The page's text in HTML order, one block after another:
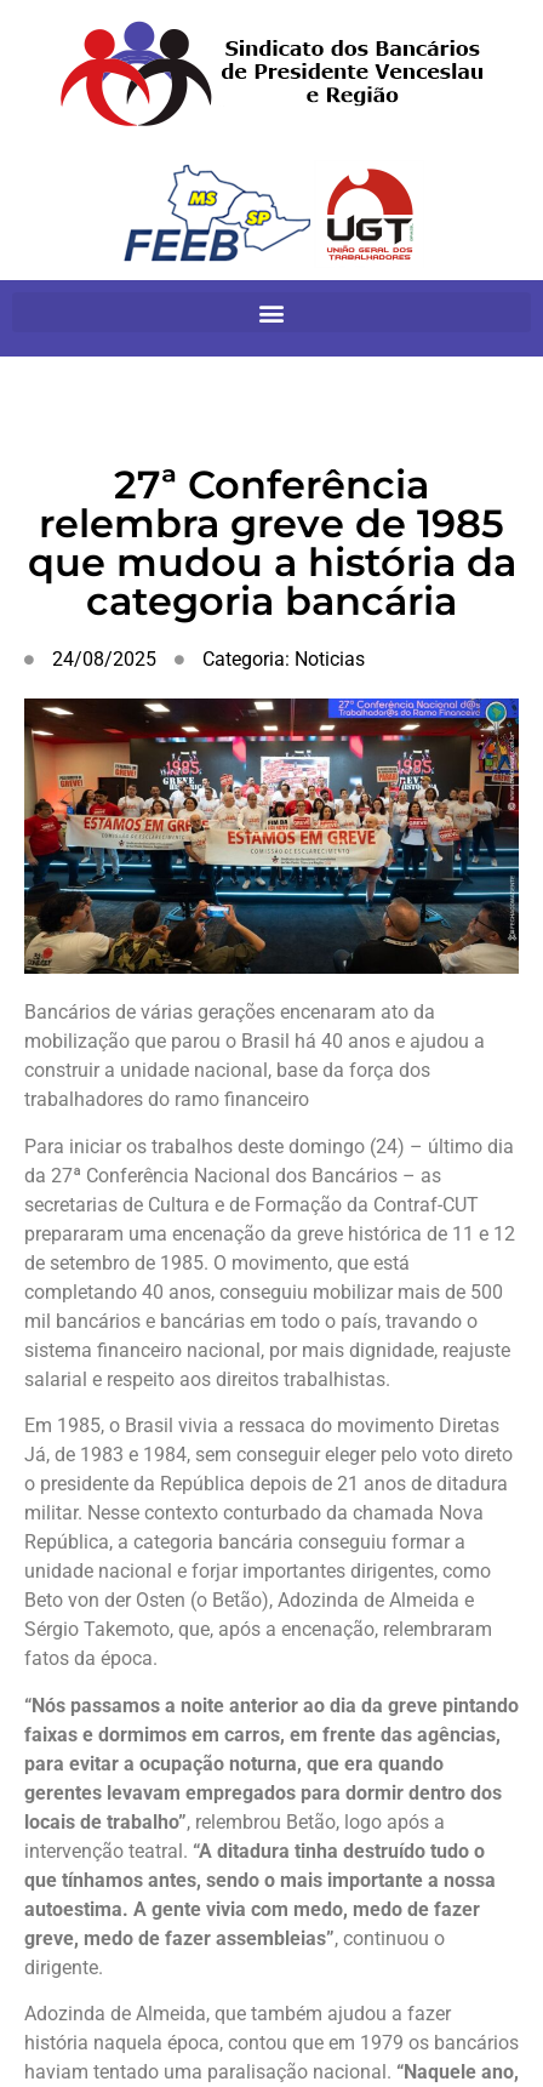
27ª Conferência
relembra greve de 1985
que mudou a história da
categoria bancária
24/08/2025 Categoria: Noticias
Bancários de várias gerações encenaram ato da
mobilização que parou o Brasil há 40 anos e ajudou a
construir a unidade nacional, base da força dos
trabalhadores do ramo financeiro
Para iniciar os trabalhos deste domingo (24) – último dia
da 27ª Conferência Nacional dos Bancários – as
secretarias de Cultura e de Formação da Contraf-CUT
prepararam uma encenação da greve histórica de 11 e 12
de setembro de 1985. O movimento, que está
completando 40 anos, conseguiu mobilizar mais de 500
mil bancários e bancárias em todo o país, travando o
sistema financeiro nacional, por mais dignidade, reajuste
salarial e respeito aos direitos trabalhistas.
Em 1985, o Brasil vivia a ressaca do movimento Diretas
Já, de 1983 e 1984, sem conseguir eleger pelo voto direto
o presidente da República depois de 21 anos de ditadura
militar. Nesse contexto conturbado da chamada Nova
República, a categoria bancária conseguiu formar a
unidade nacional e forjar importantes dirigentes, como
Beto von der Osten (o Betão), Adozinda de Almeida e
Sérgio Takemoto, que, após a encenação, relembraram
fatos da época.
“Nós passamos a noite anterior ao dia da greve pintando
faixas e dormimos em carros, em frente das agências,
para evitar a ocupação noturna, que era quando
gerentes levavam empregados para dormir dentro dos
locais de trabalho”, relembrou Betão, logo após a
intervenção teatral. “A ditadura tinha destruído tudo o
que tínhamos antes, sendo o mais importante a nossa
autoestima. A gente vivia com medo, medo de fazer
greve, medo de fazer assembleias”, continuou o
dirigente.
Adozinda de Almeida, que também ajudou a fazer
história naquela época, contou que em 1979 os bancários
haviam tentado uma paralisação nacional. “Naquele ano,